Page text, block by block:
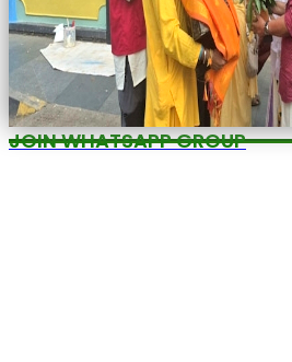
JOIN WHATSAPP GROUP